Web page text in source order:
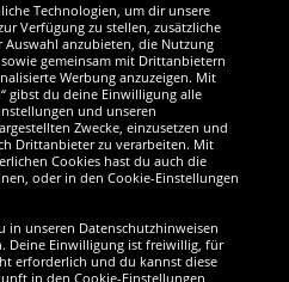
12.99*
statt 1 25,00 €
Du sparst:
12,01 €
Größe wählen...
Technologien, um dir unsere
Verfügung zu stellen, zusätzliche
anzubieten, die Nutzung
gemeinsam mit Drittanbietern
Werbung anzuzeigen. Mit
gibst du deine Einwilligung alle
und unseren
Zwecke, einzusetzen und
Drittanbieter zu verarbeiten. Mit
Cookies hast du auch die
oder in den Cookie-Einstellungen
unseren Datenschutzhinweisen
Deine Einwilligung ist freiwillig, für
erforderlich und du kannst diese
in den Cookie-Einstellungen